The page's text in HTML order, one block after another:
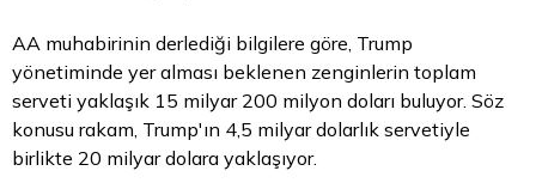
AA muhabirinin derlediği bilgilere göre, Trump
yönetiminde yer alması beklenen zenginlerin toplam
serveti yaklaşık 15 milyar 200 milyon doları buluyor. Söz
konusu rakam, Trump'ın 4,5 milyar dolarlık servetiyle
birlikte 20 milyar dolara yaklaşıyor.